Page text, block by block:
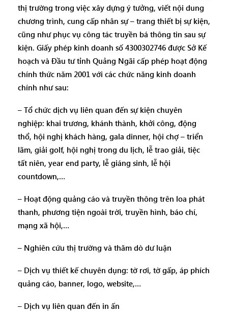
thị trường trong việc xây dựng ý tưởng, viết nội dung
chương trình, cung cấp nhân sự – trang thiết bị sự kiện,
cũng như phục vụ công tác truyền bá thông tin sau sự
kiện. Giấy phép kinh doanh số 4300302746 được Sở Kế
hoạch và Đầu tư tỉnh Quảng Ngãi cấp phép hoạt động
chính thức năm 2001 với các chức năng kinh doanh
chính như sau:
– Tổ chức dịch vụ liên quan đến sự kiện chuyên
nghiệp: khai trương, khánh thành, khởi công, động
thổ, hội nghị khách hàng, gala dinner, hội chợ – triển
lãm, giải golf, hội nghị trong du lịch, lễ trao giải, tiệc
tất niên, year end party, lễ giáng sinh, lễ hội
countdown,…
– Hoạt động quảng cáo và truyền thông trên loa phát
thanh, phương tiện ngoài trời, truyền hình, báo chí,
mạng xã hội,…
– Nghiên cứu thị trường và thăm dò dư luận
– Dịch vụ thiết kế chuyên dụng: tờ rơi, tờ gấp, áp phích
quảng cáo, banner, logo, website,…
– Dịch vụ liên quan đến in ấn